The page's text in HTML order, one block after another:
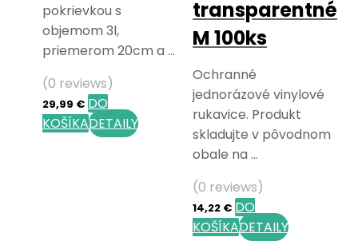
pokrievkou s
objemom 3l,
priemerom 20cm a …
(0 reviews)
29,99 € DO
KOŠÍKADETAILY
transparentné
M 100ks
Ochranné
jednorázové vinylové
rukavice. Produkt
skladujte v pôvodnom
obale na …
(0 reviews)
14,22 € DO
KOŠÍKADETAILY